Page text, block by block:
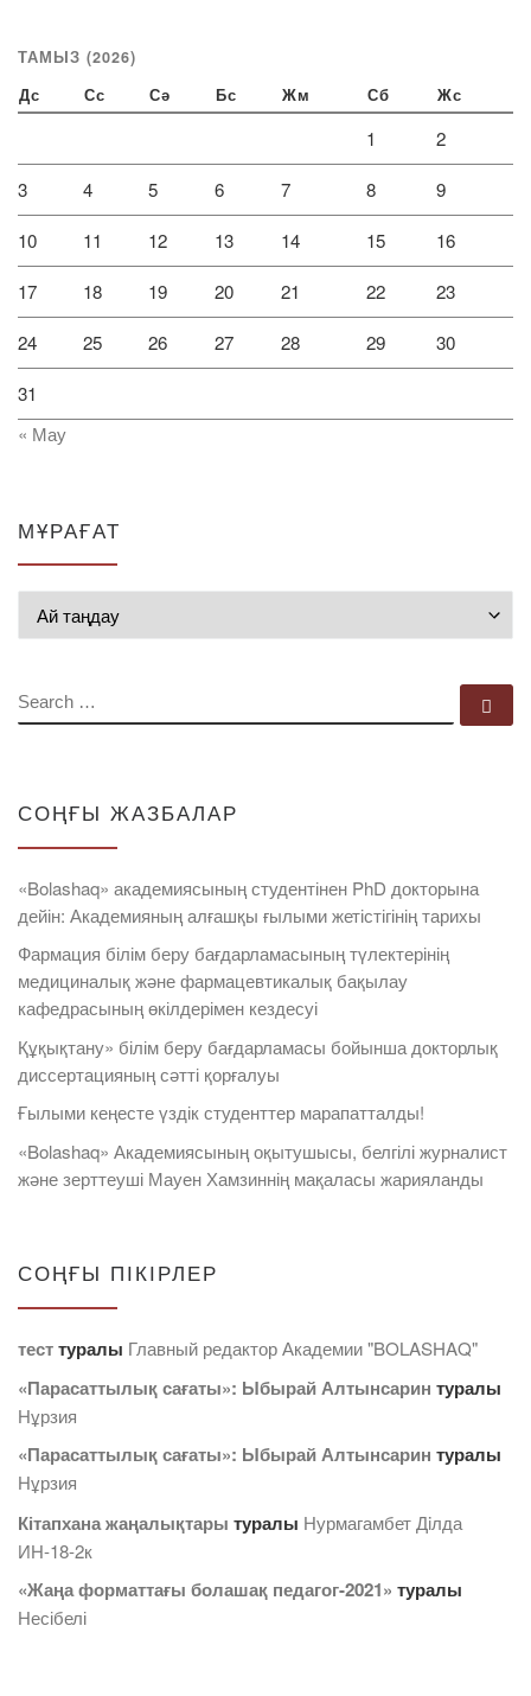
ТАМЫЗ (2026)
Дс Сс Сә Бс Жм Сб Жс
1 2
3 4 5 6 7 8 9
10 11 12 13 14 15 16
17 18 19 20 21 22 23
24 25 26 27 28 29 30
31
« Мау
МҰРАҒАТ
SEARCH
СОҢҒЫ ЖАЗБАЛАР
«Bolashaq» академиясының студентінен PhD докторына
дейін: Академияның алғашқы ғылыми жетістігінің тарихы
Фармация білім беру бағдарламасының түлектерінің
медициналық және фармацевтикалық бақылау
кафедрасының өкілдерімен кездесуі
Құқықтану» білім беру бағдарламасы бойынша докторлық
диссертацияның сәтті қорғалуы
Ғылыми кеңесте үздік студенттер марапатталды!
«Bolashaq» Академиясының оқытушысы, белгілі журналист
және зерттеуші Мауен Хамзиннің мақаласы жарияланды
СОҢҒЫ ПІКІРЛЕР
тесттуралы Главный редактор Академии "BOLASHAQ"
«Парасаттылық сағаты»: Ыбырай Алтынсарин туралы
Нұрзия
«Парасаттылық сағаты»: Ыбырай Алтынсарин туралы
Нұрзия
Кітапхана жаңалықтары туралы Нурмагамбет Дiлда
ИН-18-2к
«Жаңа форматтағы болашақ педагог-2021» туралы
Несібелі